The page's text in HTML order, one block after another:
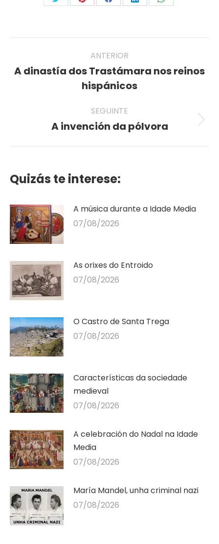
Share
Twitter
Share
Pinterest
Share
Facebook
Share
LinkedIn
Share
WhatsApp
navigation
ANTERIOR
Previous
post:
A dinastía dos Trastámara nos reinos
hispánicos
SEGUINTE
Seguinte
A invención da pólvora
Quizás te interese:
A música durante a Idade Media
07/08/2026
As orixes do Entroido
07/08/2026
O Castro de Santa Trega
07/08/2026
Características da sociedade
medieval
07/08/2026
A celebración do Nadal na Idade
Media
07/08/2026
María Mandel, unha criminal nazi
07/08/2026